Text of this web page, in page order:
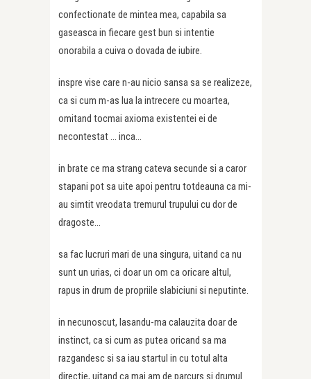
confectionate de mintea mea, capabila sa
gaseasca in fiecare gest bun si intentie
onorabila a cuiva o dovada de iubire.
inspre vise care n-au nicio sansa sa se realizeze,
ca si cum m-as lua la intrecere cu moartea,
omitand tocmai axioma existentei ei de
necontestat … inca…
in brate ce ma strang cateva secunde si a caror
stapani pot sa uite apoi pentru totdeauna ca mi-
au simtit vreodata tremurul trupului cu dor de
dragoste…
sa fac lucruri mari de una singura, uitand ca nu
sunt un urias, ci doar un om ca oricare altul,
rapus in drum de propriile slabiciuni si neputinte.
in necunoscut, lasandu-ma calauzita doar de
instinct, ca si cum as putea oricand sa ma
razgandesc si sa iau startul in cu totul alta
directie, uitand ca mai am de parcurs si drumul